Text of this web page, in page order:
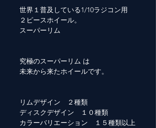
世界１普及している1/10ラジコン用
２ピースホイール。
スーパーリム
究極のスーパーリム は
未来から来たホイールです。
リムデザイン ２種類
ディスクデザイン １０種類
カラーバリエーション １５種類以上